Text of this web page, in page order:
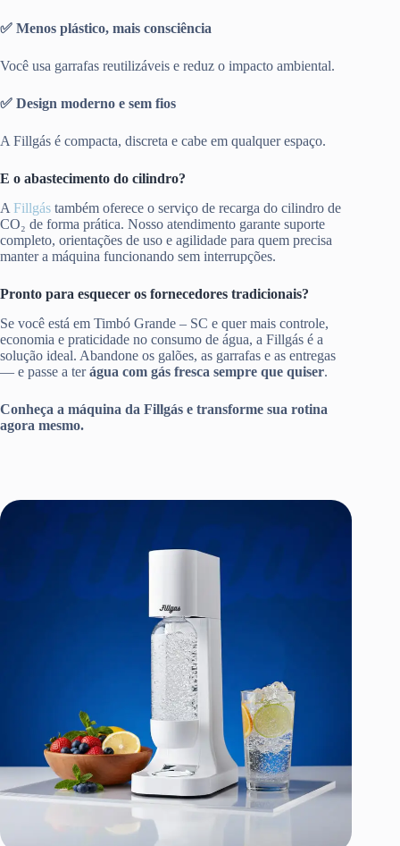
✅ Menos plástico, mais consciência
Você usa garrafas reutilizáveis e reduz o impacto ambiental.
✅ Design moderno e sem fios
A Fillgás é compacta, discreta e cabe em qualquer espaço.
E o abastecimento do cilindro?
A Fillgás também oferece o serviço de recarga do cilindro de
CO₂ de forma prática. Nosso atendimento garante suporte
completo, orientações de uso e agilidade para quem precisa
manter a máquina funcionando sem interrupções.
Pronto para esquecer os fornecedores tradicionais?
Se você está em Timbó Grande – SC e quer mais controle,
economia e praticidade no consumo de água, a Fillgás é a
solução ideal. Abandone os galões, as garrafas e as entregas
— e passe a terágua com gás fresca sempre que quiser.
Conheça a máquina da Fillgás e transforme sua rotina
agora mesmo.